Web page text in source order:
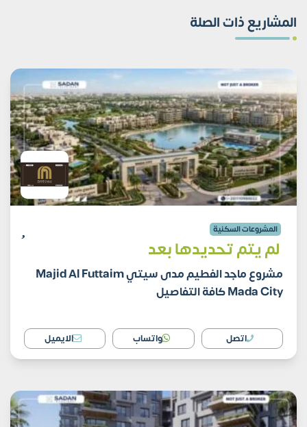
المشاريع ذات الصلة
المشروعات السكنية
لم يتم تحديدها بعد
مشروع ماجد الفطيم مدى سيتي Majid Al Futtaim
Mada City كافة التفاصيل
اتصل واتساب الايميل